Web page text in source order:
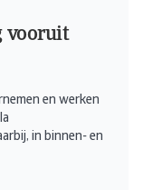
vooruit
en werken
in binnen- en